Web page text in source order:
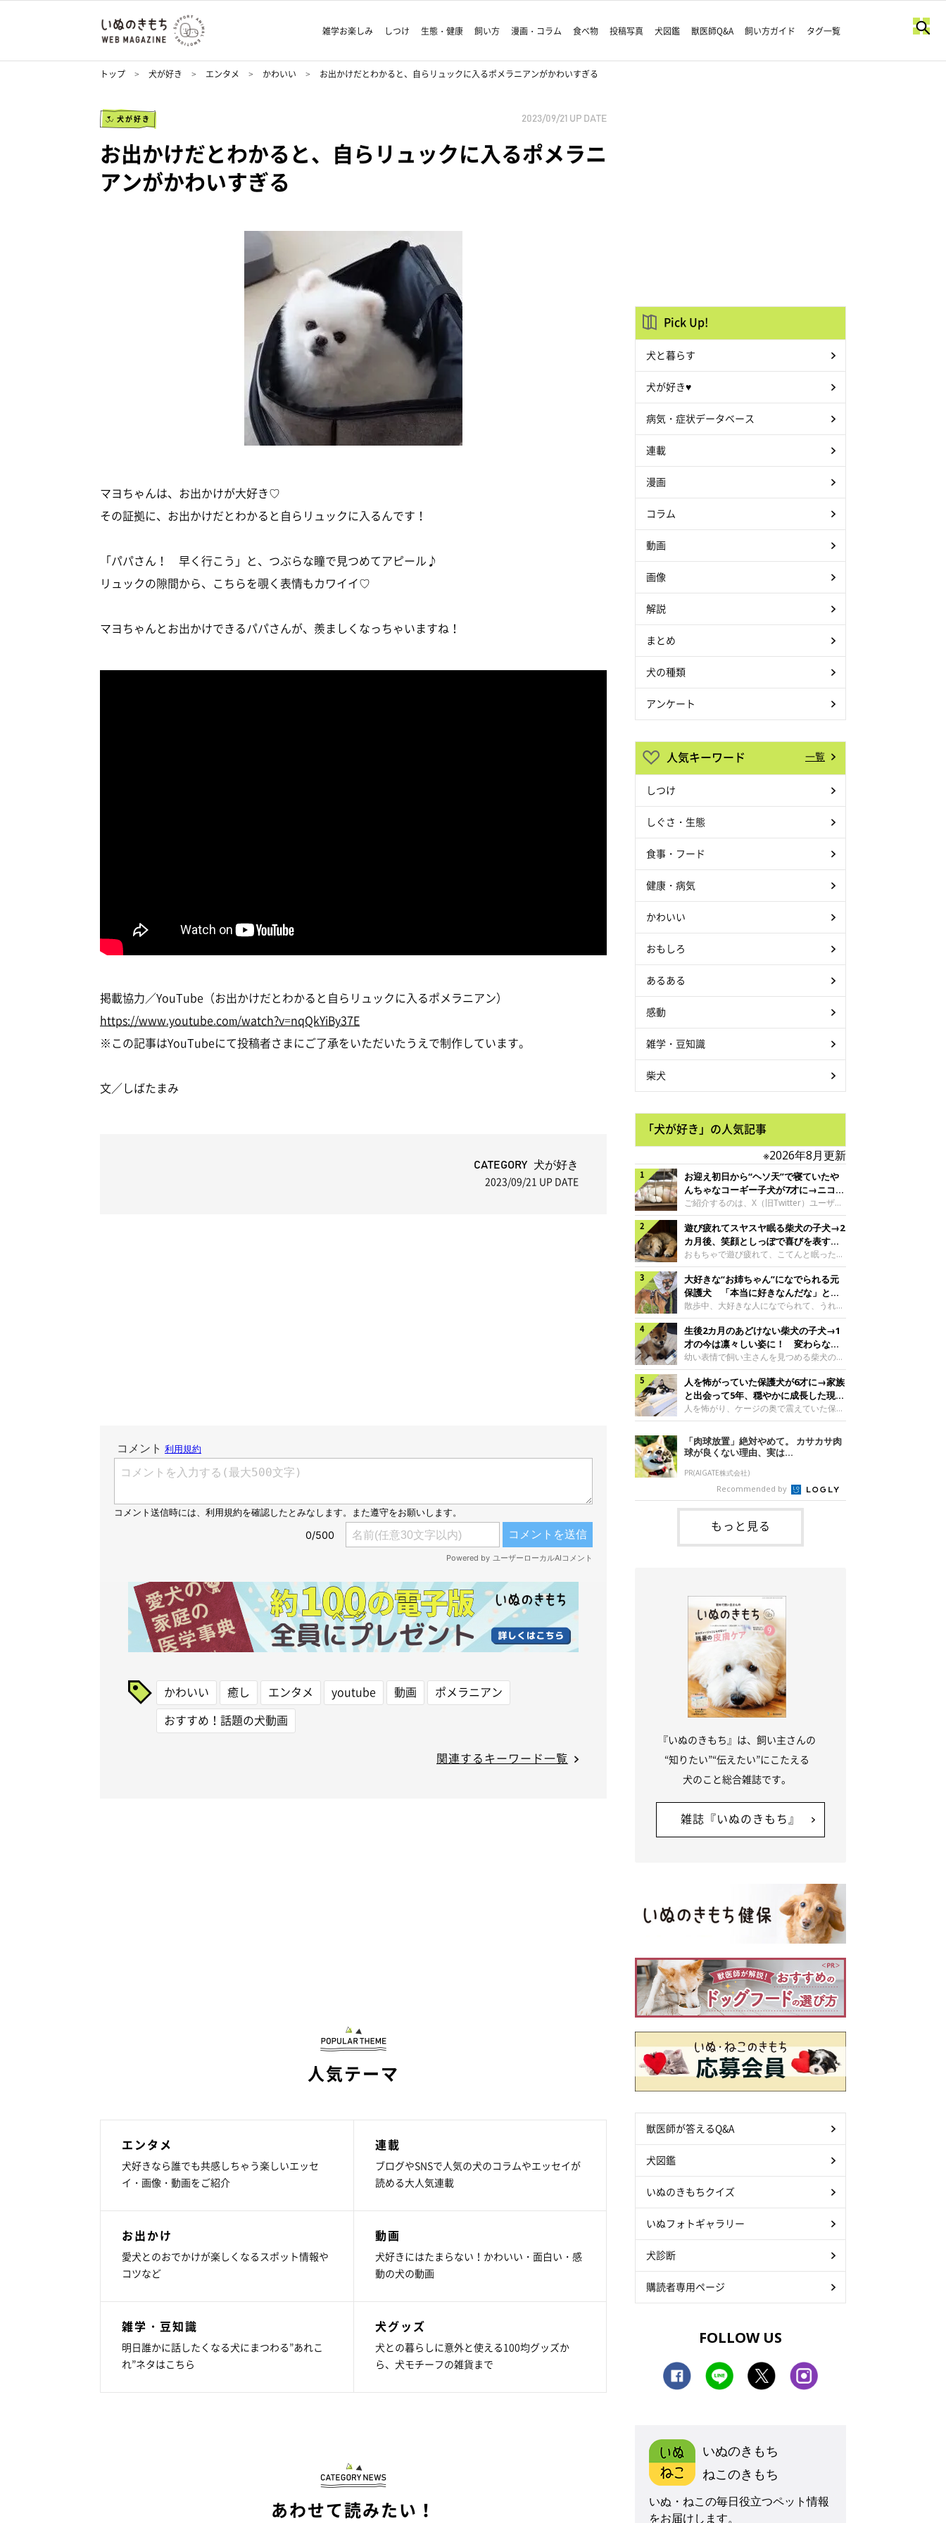
雑学お楽しみ しつけ 生態・健康 飼い方 漫画・コラム 食べ物 投稿写真 犬図鑑 獣医師Q&A 飼い方ガイド タグ一覧
トップ 犬が好き エンタメ かわいい お出かけだとわかると、自らリュックに入るポメラニアンがかわいすぎる
犬が好き 2023/09/21 UP DATE
お出かけだとわかると、自らリュックに入るポメラニ
アンがかわいすぎる
マヨちゃんは、お出かけが大好き♡
その証拠に、お出かけだとわかると自らリュックに入るんです！
「パパさん！ 早く行こう」と、つぶらな瞳で見つめてアピール♪
リュックの隙間から、こちらを覗く表情もカワイイ♡
マヨちゃんとお出かけできるパパさんが、羨ましくなっちゃいますね！
掲載協力／YouTube（お出かけだとわかると自らリュックに入るポメラニアン）
https://www.youtube.com/watch?v=nqQkYiBy37E
※この記事はYouTubeにて投稿者さまにご了承をいただいたうえで制作しています。
文／しばたまみ
CATEGORY 犬が好き
2023/09/21 UP DATE
かわいい 癒し エンタメ youtube 動画
ポメラニアン
おすすめ！話題の犬動画
関連するキーワード一覧
人気テーマ
エンタメ
犬好きなら誰でも共感しちゃう楽しいエッセ
イ・画像・動画をご紹介
連載
ブログやSNSで人気の犬のコラムやエッセイが
読める大人気連載
お出かけ
愛犬とのおでかけが楽しくなるスポット情報や
コツなど
動画
犬好きにはたまらない！かわいい・面白い・感
動の犬の動画
雑学・豆知識
明日誰かに話したくなる犬にまつわる”あれこ
れ”ネタはこちら
犬グッズ
犬との暮らしに意外と使える100均グッズか
ら、犬モチーフの雑貨まで
あわせて読みたい！
Pick Up!
犬と暮らす
犬が好き♥
病気・症状データベース
連載
漫画
コラム
動画
画像
解説
まとめ
犬の種類
アンケート
人気キーワード 一覧
しつけ
しぐさ・生態
食事・フード
健康・病気
かわいい
おもしろ
あるある
感動
雑学・豆知識
柴犬
「犬が好き」の人気記事
※2026年8月更新
お迎え初日から“ヘソ天”で寝ていたや
んちゃなコーギー子犬が7才に→ニコニ
コ“コーギースマイル”が魅力のコに成
長！
ご紹介するのは、X（旧Twitter）ユーザー
＠Kus1oKg2vsgdWS2さんの愛犬でウェル
シュ・コーギー・ペンブロークの神楽ちゃ
ん。今年の8月で7才になるという神楽ちゃ
んですが、いったいどんな子犬時代を過ご
したのでしょうか。今回は、神楽ちゃんの
成長を飼い主さんと振り返ります！神楽ち
ゃんの成長について聞いた！お迎えから数
日後の神楽ちゃん（撮影時生後2カ月）＠
Kus1oKg2vsgdWS2――お迎え当初の神楽
ちゃんの様子について教えてください。飼
い主さん： 「お迎え当日から“ヘソ天”で寝
るようなコでし
遊び疲れてスヤスヤ眠る柴犬の子犬→2
カ月後、笑顔としっぽで喜びを表すコ
に成長！
おもちゃで遊び疲れて、こてんと眠った子
犬。あれから2カ月、表情や行動にさまざ
まな変化が見られるようになりました。遊
び疲れて眠る生後2カ月のなっちゃん遊び
疲れた様子のなっちゃん。@Pkndg_紹介
するのは、X（旧Twitter）ユーザー
@Pkndg_さんの愛犬・なっちゃん（取材
時、生後4カ月／柴犬）。こちらの写真
は、なっちゃんが生後2カ月のころに撮影
された一枚です。この日、なっちゃんは家
族と一緒におもちゃで遊んでいました。た
くさん遊んで疲れたのか、その後は眠り始
めたそうです。眠るなっちゃん。
@Pkndg_
大好きな“お姉ちゃん”になでられる元
保護犬 「本当に好きなんだな」と感
じる表情にほっこり
散歩中、大好きな人になでられて、うれし
そうな表情を見せる元保護犬。甘えるよう
な姿に、見ているこちらまでほっこりしま
す。大好きな“お姉ちゃん”に甘える小次郎
くん妹さんになでてもらい、うれしそうな
表情を見せる小次郎くん（2026年6月撮
影）。@mika_Jimmy紹介するのは、X（旧
Twitter）ユーザー@mika_Jimmyさんの愛
犬・小次郎くん（撮影時5才）。こちら
は、飼い主さんの妹さんと一緒に散歩をし
日、飼い主さんは実家から自宅へ帰る途
中、妹さんと公園で待ち合わせ
生後2カ月のあどけない柴犬の子犬→1
才の今は凛々しい姿に！ 変わらない
「くりくりおめめ」にもほっこり
幼い表情で飼い主さんを見つめる柴犬の子
犬。1才を迎えた現在はすっかり成犬らし
くなりましたが、子犬のころから変わらな
いところもあるそうです。家族に迎えたば
かりの小さな慎之介くん生後2カ月の慎之
介くん。@BLACKpurupuru紹介するの
は、X（旧Twitter）ユーザー
@BLACKpurupuruさんの愛犬・慎之介く
ん（取材時1才／柴犬）です。こちらは、
慎之介くんが生後2カ月のころ、家族に迎
えて約2週間後に撮影された一枚。小さな
体とあどけない表情が印象的です。飼い主
さんの夫に抱っこされる慎之介くん。@B
人を怖がっていた保護犬が6才に→家族
と出会って5年、穏やかに成長した現在
の姿にグッとくる
人を怖がり、ケージの奥で震えていた保護
犬。家族と出会って5年、今では笑顔を見
せ、飼い主さんの娘さんにも少しずつ心を
開くようになりました。（写真左から）先
住犬・ライナちゃん、レオナちゃん。
@lina_and_leona紹介するのは、
Instagramユーザー@lina_and_leonaさん
の愛犬・レオナちゃん（取材時6才／柴犬
／写真右）です。穏やかで優しい表情を見
せる今の姿からは想像できませんが、レオ
ナちゃんには悲しい過去があるといいま
す。人が怖くてケージの中で震えていた家
「肉球放置」絶対やめて。 カサカサ肉
球が良くない理由、実は...
PR(AIGATE株式会社)
Recommended by
もっと見る
『いぬのきもち』は、飼い主さんの
“知りたい”“伝えたい”にこたえる
犬のこと総合雑誌です。
雑誌『いぬのきもち』
獣医師が答えるQ&A
犬図鑑
いぬのきもちクイズ
いぬフォトギャラリー
犬診断
購読者専用ページ
FOLLOW US
いぬのきもち
ねこのきもち
いぬ・ねこの毎日役立つペット情報
をお届けします。